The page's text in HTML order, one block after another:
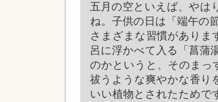
五月の空といえば、やは
ね。子供の日は「端午の
さまざまな習慣がありま
呂に浮かべて入る「菖蒲
のかというと、そのまっ
祓うような爽やかな香り
いい植物とされたためで